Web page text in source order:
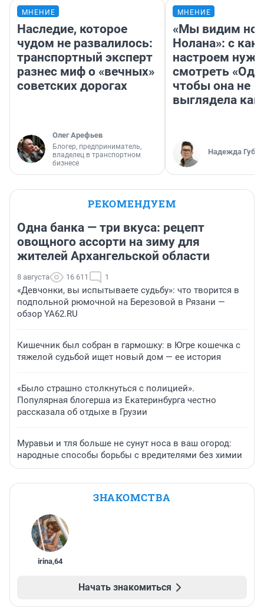
МНЕНИЕ
Наследие, которое
чудом не развалилось:
транспортный эксперт
разнес миф о «вечных»
советских дорогах
Олег Арефьев
Блогер, предприниматель,
владелец в транспортном
бизнесе
МНЕНИЕ
«Мы видим
Нолана»: с
настроем
смотреть
чтобы она не
выглядела как
Надежда
РЕКОМЕНДУЕМ
Одна банка — три вкуса: рецепт
овощного ассорти на зиму для
жителей Архангельской области
8 августа 16 611 1
«Девчонки, вы испытываете судьбу»: что творится в
подпольной рюмочной на Березовой в Рязани —
обзор YA62.RU
Кишечник был собран в гармошку: в Югре кошечка с
тяжелой судьбой ищет новый дом — ее история
«Было страшно столкнуться с полицией».
Популярная блогерша из Екатеринбурга честно
рассказала об отдыхе в Грузии
Муравьи и тля больше не сунут носа в ваш огород:
народные способы борьбы с вредителями без химии
ЗНАКОМСТВА
irina,64
Начать знакомиться